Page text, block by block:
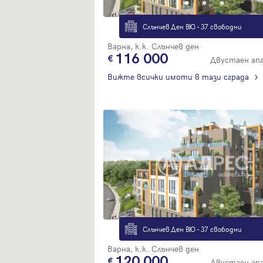
Слънчев Ден ВЮ - 37 свободни
Варна, к.к. Слънчев ден
116 000
Двустаен
Вижте всички имоти в тази сграда
Слънчев Ден ВЮ - 37 свободни
Варна, к.к. Слънчев ден